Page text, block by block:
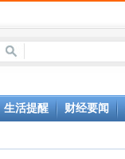
生活提醒 财经要闻